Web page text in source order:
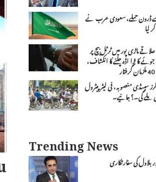
ڈرون حملے، سعودی عرب نے
لیا
ماڑی پور میں ٹرٹل بیچ پر
کا بڑا اڈہ چلنے کا انکشاف،
سبسڈی منصوبہ، فی لیٹر پیٹرول
ملے گی۔؟ جانیے۔
Trending News
بلاول کی سفارتکاری